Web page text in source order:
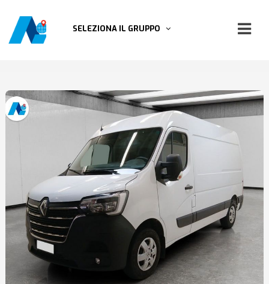
SELEZIONA IL GRUPPO